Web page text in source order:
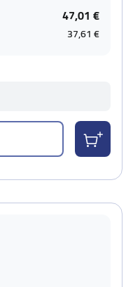
47,01 €
37,61 €